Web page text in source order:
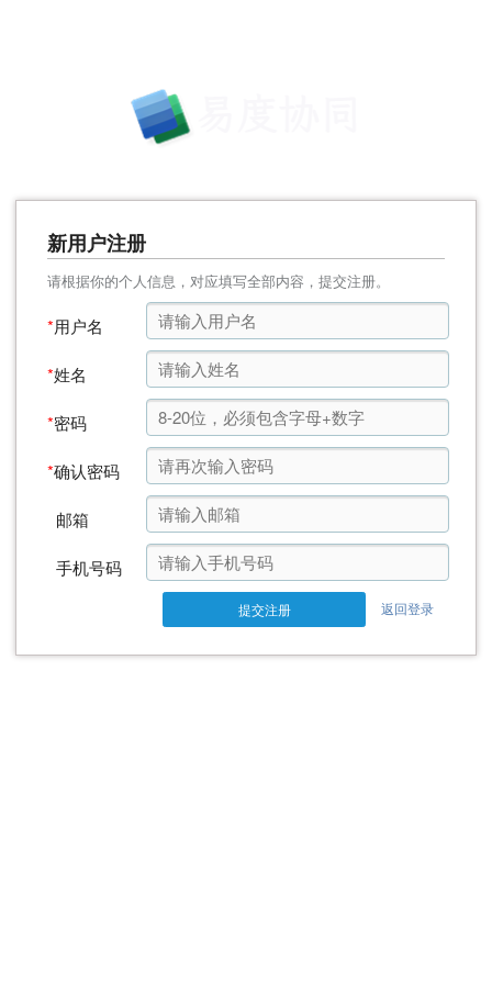
新用户注册
请根据你的个人信息，对应填写全部内容，提交注册。
*用户名
*姓名
*密码
*确认密码
邮箱
手机号码
提交注册 返回登录